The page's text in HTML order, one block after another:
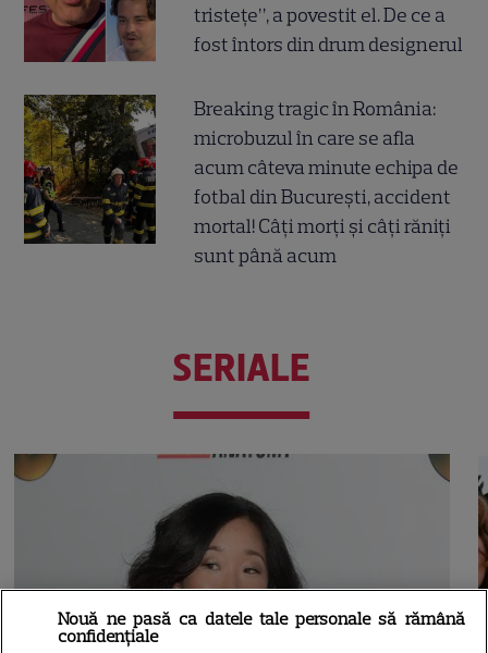
tristețe”, a povestit el. De ce a
fost întors din drum designerul
Breaking tragic în România:
microbuzul în care se afla
acum câteva minute echipa de
fotbal din București, accident
mortal! Câți morți și câți răniți
sunt până acum
SERIALE
Nouă ne pasă ca datele tale personale să rămână
confidențiale